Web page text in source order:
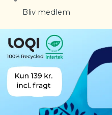
Bliv medlem